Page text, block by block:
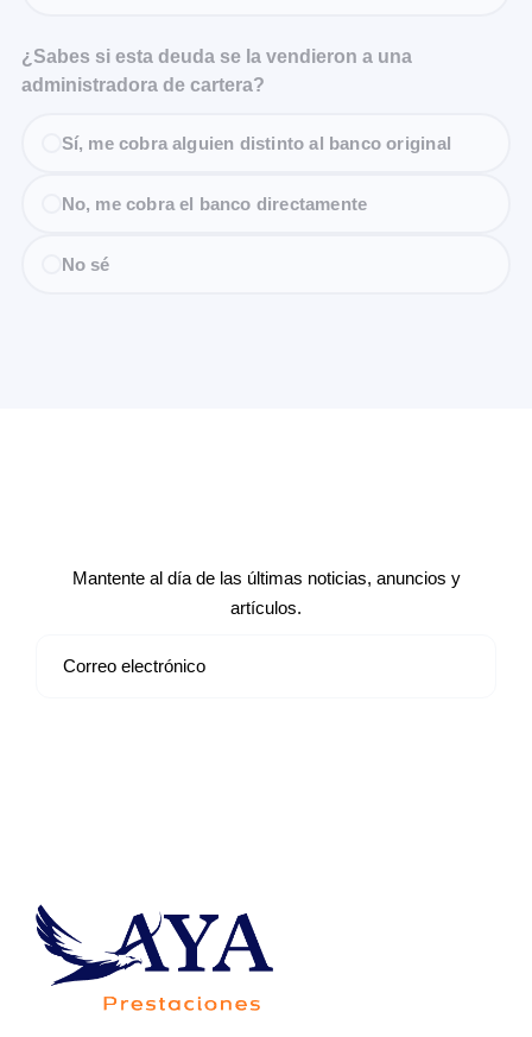
¿Sabes si esta deuda se la vendieron a una
administradora de cartera?
Sí, me cobra alguien distinto al banco original
No, me cobra el banco directamente
No sé
Mantente al día de las últimas noticias, anuncios y
artículos.